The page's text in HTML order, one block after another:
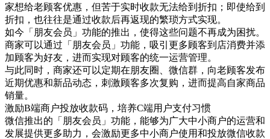
家想给老顾客优惠，但苦于实时收款无法给到折扣；即使给到
折扣，也往往是通过收款后再返现的繁琐方式实现。
如今「朋友会员」功能的推出，使得这些问题不再成为困扰。
商家可以通过「朋友会员」功能，吸引更多顾客到店消费并添
加顾客为好友，进而实现对顾客的统一运营管理。
与此同时，商家还可以定期在朋友圈、微信群，向老顾客发布
近期优惠和新品动态，刺激顾客多次复购，进而提高自家商品
销量。
激励B端商户投放收款码，培养C端用户支付习惯
微信推出的「朋友会员」功能，能够为广大中小商户的运营和
发展提供更多助力，会激励更多中小商户使用和投放微信收款